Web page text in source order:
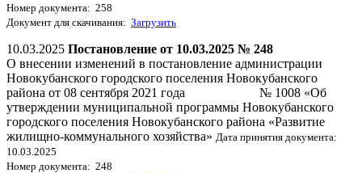
Номер документа: 258
Документ для скачивания: Загрузить
10.03.2025 Постановление от 10.03.2025 № 248
О внесении изменений в постановление администрации
Новокубанского городского поселения Новокубанского
района от 08 сентября 2021 года № 1008 «Об
утверждении муниципальной программы Новокубанского
городского поселения Новокубанского района «Развитие
жилищно-коммунального хозяйства» Дата принятия документа:
10.03.2025
Номер документа: 248